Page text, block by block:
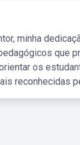
minha
que
os
reconhecidas